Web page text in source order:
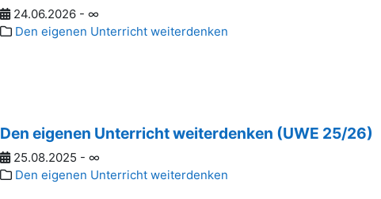
24.06.2026 - ∞
Den eigenen Unterricht weiterdenken
Den eigenen Unterricht weiterdenken (UWE 25/26)
25.08.2025 - ∞
Den eigenen Unterricht weiterdenken